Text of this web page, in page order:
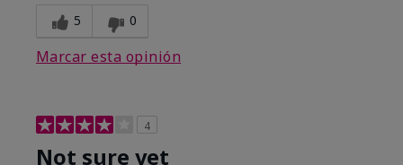
5 0
Marcar esta opinión
4
Not sure yet